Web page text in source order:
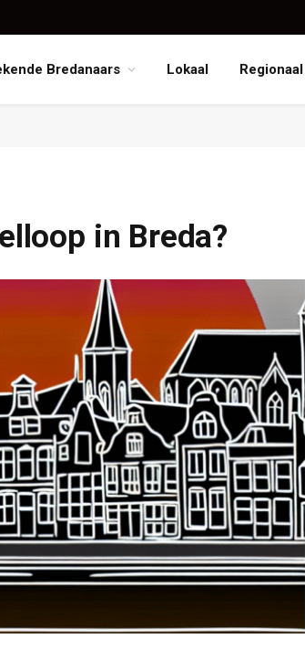
Bredanaars Lokaal Regionaal
in Breda?